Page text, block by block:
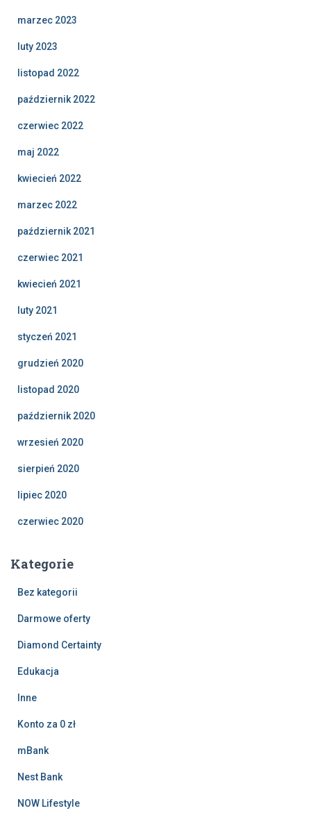
marzec 2023
luty 2023
listopad 2022
październik 2022
czerwiec 2022
maj 2022
kwiecień 2022
marzec 2022
październik 2021
czerwiec 2021
kwiecień 2021
luty 2021
styczeń 2021
grudzień 2020
listopad 2020
październik 2020
wrzesień 2020
sierpień 2020
lipiec 2020
czerwiec 2020
Kategorie
Bez kategorii
Darmowe oferty
Diamond Certainty
Edukacja
Inne
Konto za 0 zł
mBank
Nest Bank
NOW Lifestyle